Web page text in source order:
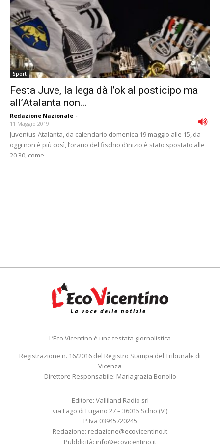
Sport
Festa Juve, la lega dà l’ok al posticipo ma
all’Atalanta non...
Redazione Nazionale -
11 Maggio 2019
Juventus-Atalanta, da calendario domenica 19 maggio alle 15, da
oggi non è più così, l’orario del fischio d’inizio è stato spostato alle
20.30, come...
L’Eco Vicentino è una testata giornalistica
Registrazione n. 16/2016 del Registro Stampa del Tribunale di
Vicenza
Direttore Responsabile: Mariagrazia Bonollo
Editore: Valliland Radio srl
via Lago di Lugano 27 – 36015 Schio (VI)
P.Iva 03945720245
Redazione: redazione@ecovicentino.it
Pubblicità: info@ecovicentino.it